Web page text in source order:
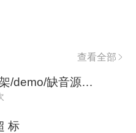
查看全部
【更新】法老下架/demo/缺音源歌曲 收录
标